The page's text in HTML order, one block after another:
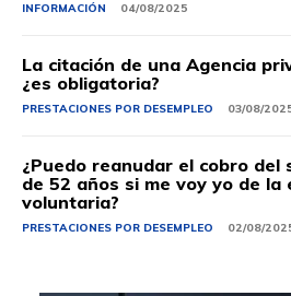
INFORMACIÓN 04/08/2025
La citación de una Agencia
¿es obligatoria?
PRESTACIONES POR DESEMPLEO 03/08/
¿Puedo reanudar el cobro del
de 52 años si me voy yo de la
voluntaria?
PRESTACIONES POR DESEMPLEO 02/08/